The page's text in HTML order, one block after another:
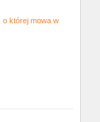
o której mowa w